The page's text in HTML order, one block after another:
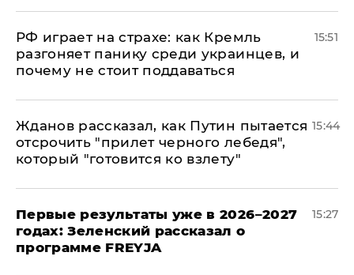
РФ играет на страхе: как Кремль
разгоняет панику среди украинцев, и
почему не стоит поддаваться
15:51
Жданов рассказал, как Путин пытается
отсрочить "прилет черного лебедя",
который "готовится ко взлету"
15:44
Первые результаты уже в 2026–2027
годах: Зеленский рассказал о
программе FREYJA
15:27